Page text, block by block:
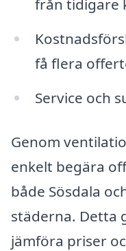
från tidigare
få flera
Service och
Genom
enkelt begära
både Sösdala
städerna. Detta
jämföra priser